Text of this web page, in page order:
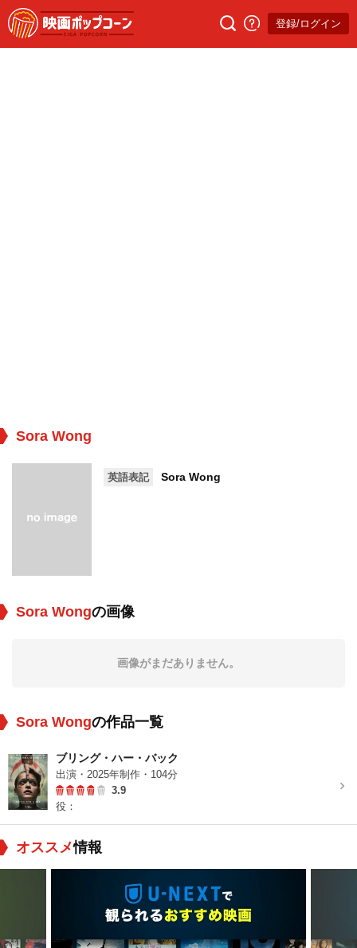
登録/ログイン
Sora Wong
英語表記 Sora Wong
Sora Wongの画像
画像がまだありません。
Sora Wongの作品一覧
ブリング・ハー・バック
出演・2025年制作・104分
3.9
役：
オススメ情報